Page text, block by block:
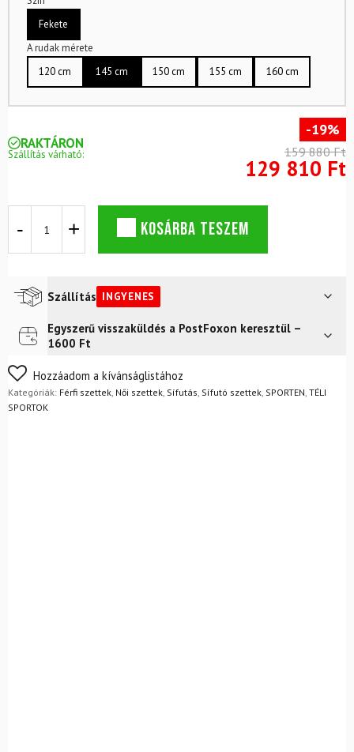
Fekete
A rudak mérete
120 cm
145 cm 150 cm 155 cm 160 cm
RAKTÁRON
Szállítás várható:
-19%
159 880 Ft
129 810 Ft
Favorit
NNN
kötéssel
Fischer
+
rudak
mennyiség
KOSÁRBA TESZEM
Szállítás INGYENES
Futár a címreIngyenes
Egyszerű visszaküldés a PostFoxon keresztül –
1600 Ft
Nem biztos a választásában? Semmi gond – a terméket
egyszerűen visszaküldheti 14 napon belül, indoklás nélkül.
Mik a visszaküldés feltételei?
Hozzáadom a kívánságlistához
Kategóriák: Férfi szettek, Női szettek, Sífutás, Sífutó szettek, SPORTEN, TÉLI
SPORTOK